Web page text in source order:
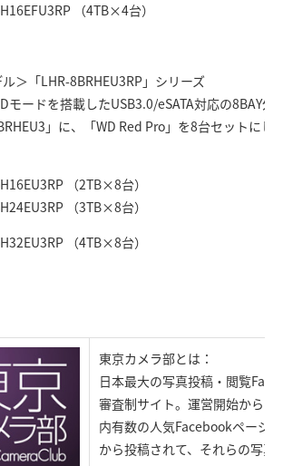
（4TB×4台）
＞「LHR-8BRHEU3RP」シリーズ
モードを搭載したUSB3.0/eSATA対応の8BAY
」に、「WD Red Pro」を8台セットにし
（2TB×8台）
（3TB×8台）
（4TB×8台）
東京カメラ部とは：
日本最大の写真投稿・閲覧
審査制サイト。運営開始から1
内有数の人気Facebookページ
から投稿されて、それらの写